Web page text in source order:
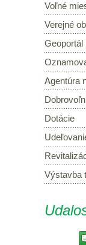
Voľné
Verejné
Geoportál
Agentúra
Dotácie
Výstavba